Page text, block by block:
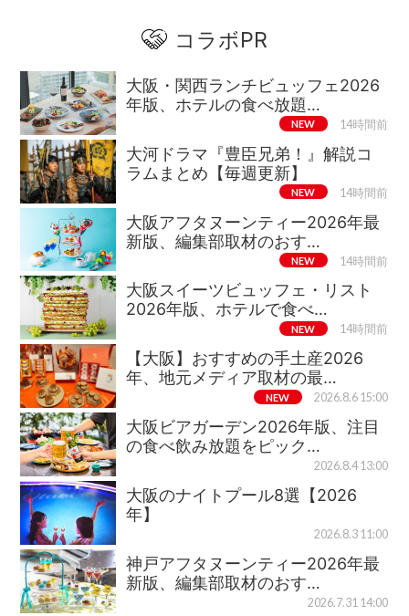
コラボPR
大阪・関西ランチビュッフェ2026
年版、ホテルの食べ放題…
NEW 14時間前
大河ドラマ『豊臣兄弟！』解説コ
ラムまとめ【毎週更新】
NEW 14時間前
大阪アフタヌーンティー2026年最
新版、編集部取材のおす…
NEW 14時間前
大阪スイーツビュッフェ・リスト
2026年版、ホテルで食べ…
NEW 14時間前
【大阪】おすすめの手土産2026
年、地元メディア取材の最…
NEW 2026.8.6 15:00
大阪ビアガーデン2026年版、注目
の食べ飲み放題をピック…
2026.8.4 13:00
大阪のナイトプール8選【2026
年】
2026.8.3 11:00
神戸アフタヌーンティー2026年最
新版、編集部取材のおす…
2026.7.31 14:00